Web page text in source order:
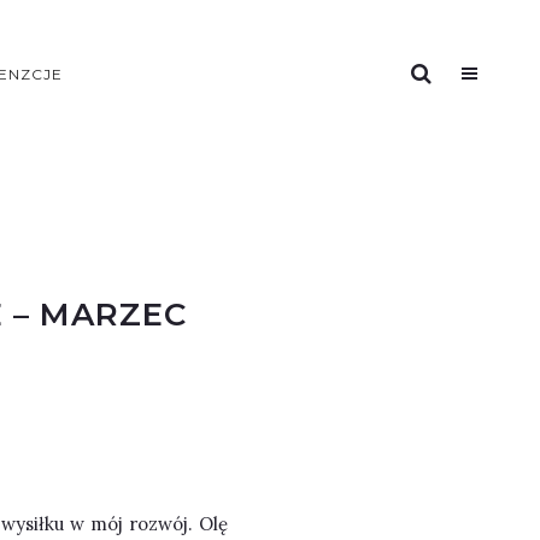
– MARZEC
w mój rozwój. Olę